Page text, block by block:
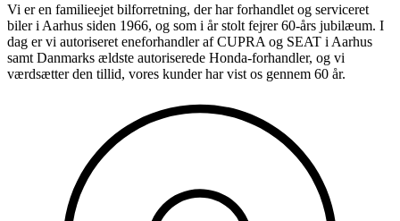
Vi er en familieejet bilforretning, der har forhandlet og serviceret
biler i Aarhus siden 1966, og som i år stolt fejrer 60-års jubilæum. I
dag er vi autoriseret eneforhandler af CUPRA og SEAT i Aarhus
samt Danmarks ældste autoriserede Honda-forhandler, og vi
værdsætter den tillid, vores kunder har vist os gennem 60 år.